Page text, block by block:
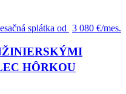
splátka od 3 080 €/mes.
HÔRKOU